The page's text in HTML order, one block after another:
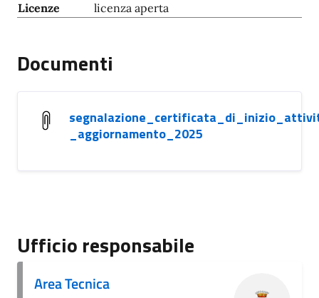
Licenze licenza aperta
Documenti
_aggiornamento_2025
Ufficio responsabile
Area Tecnica